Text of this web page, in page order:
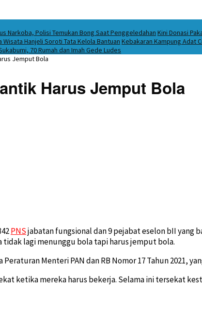
Narkoba, Polisi Temukan Bong Saat Penggeledahan Kini Donasi
Hanjeli Soroti Tata Kelola Bantuan Kebakaran Kampung Adat
70 Rumah dan Imah Gede Ludes
Jemput Bola
Harus Jemput Bola
PNSjabatan fungsional dan 9 pejabat eselon bII yang
tidak lagi menunggu bola tapi harus jemput bola.
Menteri PAN dan RB Nomor 17 Tahun 2021,
ketika mereka harus bekerja. Selama ini tersekat